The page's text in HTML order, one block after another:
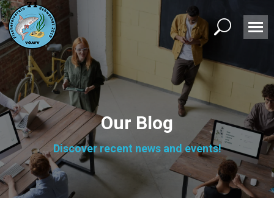
Search:
Our Blog
Discover recent news and events!